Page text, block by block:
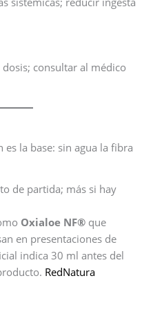
consultar al médico
la base: sin agua la fibra
de partida; más si hay
Oxialoe NF® que
en presentaciones de
indica 30 ml antes del
RedNatura